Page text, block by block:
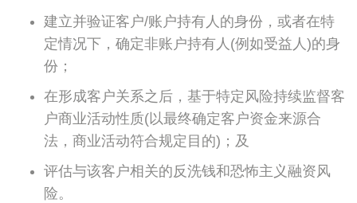
建立并验证客户/账户持有人的身份，或者在特
定情况下，确定非账户持有人(例如受益人)的身
份；
在形成客户关系之后，基于特定风险持续监督客
户商业活动性质(以最终确定客户资金来源合
法，商业活动符合规定目的)；及
评估与该客户相关的反洗钱和恐怖主义融资风
险。